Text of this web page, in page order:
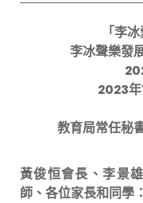
「李
李冰聲樂發
2023年
教育局常任秘
黃俊恒會長、李景
師、各位家長和同學：